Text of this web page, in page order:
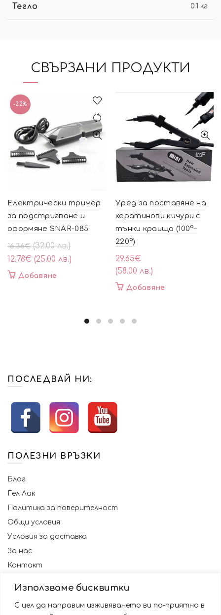
Използваме бисквитки
С цел да направим изживяването ви по-приятно в
Тегло 0.1 кг
СВЪРЗАНИ ПРОДУКТИ
-22%
Електрически тример
за подстригване и
оформяне SNAR-085
16.36€ (32.00 лв.)
Original
price
was:
12.78€ (25.00 лв.)
Текущата
цена
е:
Добавяне
Уред за поставяне на
кератинови кичури с
тънки краища (100°–
220°)
29.65€
(58.00 лв.)
Добавяне
ПОСЛЕДВАЙ НИ:
ПОЛЕЗНИ ВРЪЗКИ
Блог
Гел Лак
Политика за поверителност
Общи условия
Условия за доставка
За нас
Контакт